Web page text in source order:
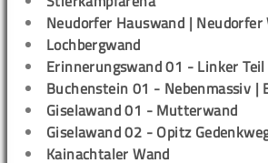
Neudorfer Hauswand | Neudorfer
Lochbergwand
Erinnerungswand 01 - Linker Teil
Buchenstein 01 - Nebenmassiv |
Giselawand 01 - Mutterwand
Giselawand 02 - Opitz
Kainachtaler Wand